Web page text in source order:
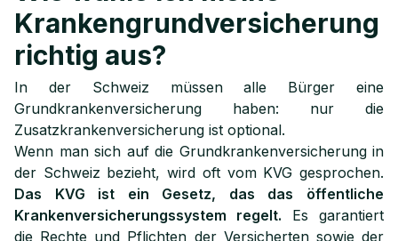
Krankengrundversicherung
richtig aus?
In der Schweiz müssen alle Bürger eine
Grundkrankenversicherung haben: nur die
Zusatzkrankenversicherung ist optional.
Wenn man sich auf die Grundkrankenversicherung in
der Schweiz bezieht, wird oft vom KVG gesprochen.
Das KVG ist ein Gesetz, das das öffentliche
Krankenversicherungssystem regelt. Es garantiert
die Rechte und Pflichten der Versicherten sowie der